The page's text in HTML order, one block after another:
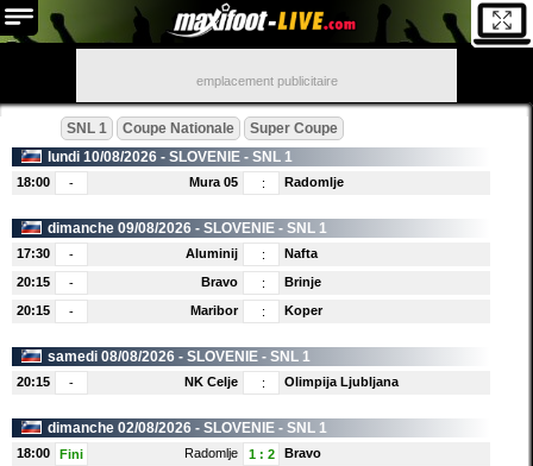
emplacement publicitaire
SNL 1 Coupe Nationale
Super Coupe
lundi 10/08/2026 - SLOVENIE - SNL 1
18:00 - Mura 05 : Radomlje
dimanche 09/08/2026 - SLOVENIE - SNL 1
17:30 - Aluminij :
Nafta
20:15
- Bravo :
Brinje
20:15
- Maribor : Koper
samedi 08/08/2026 - SLOVENIE - SNL 1
20:15 - NK Celje : Olimpija Ljubljana
dimanche 02/08/2026 - SLOVENIE - SNL 1
18:00 Fini Radomlje 1: 2
Bravo